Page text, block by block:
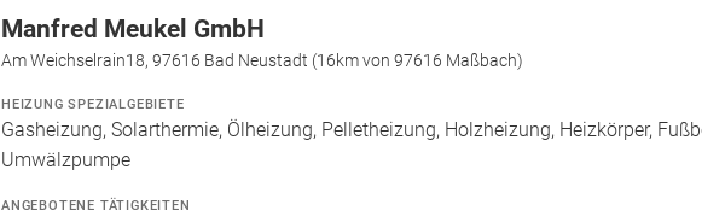
Manfred Meukel GmbH
Am Weichselrain18, 97616 Bad Neustadt (16km von 97616 Maßbach)
HEIZUNG SPEZIALGEBIETE
Gasheizung, Solarthermie, Ölheizung, Pelletheizung, Holzheizung, Heizkörper,
Umwälzpumpe
ANGEBOTENE TÄTIGKEITEN